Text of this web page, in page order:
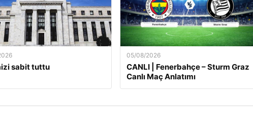
sabit tuttu
05/08/2026
CANLI | Fenerbahçe – Sturm Graz
Canlı Maç Anlatımı